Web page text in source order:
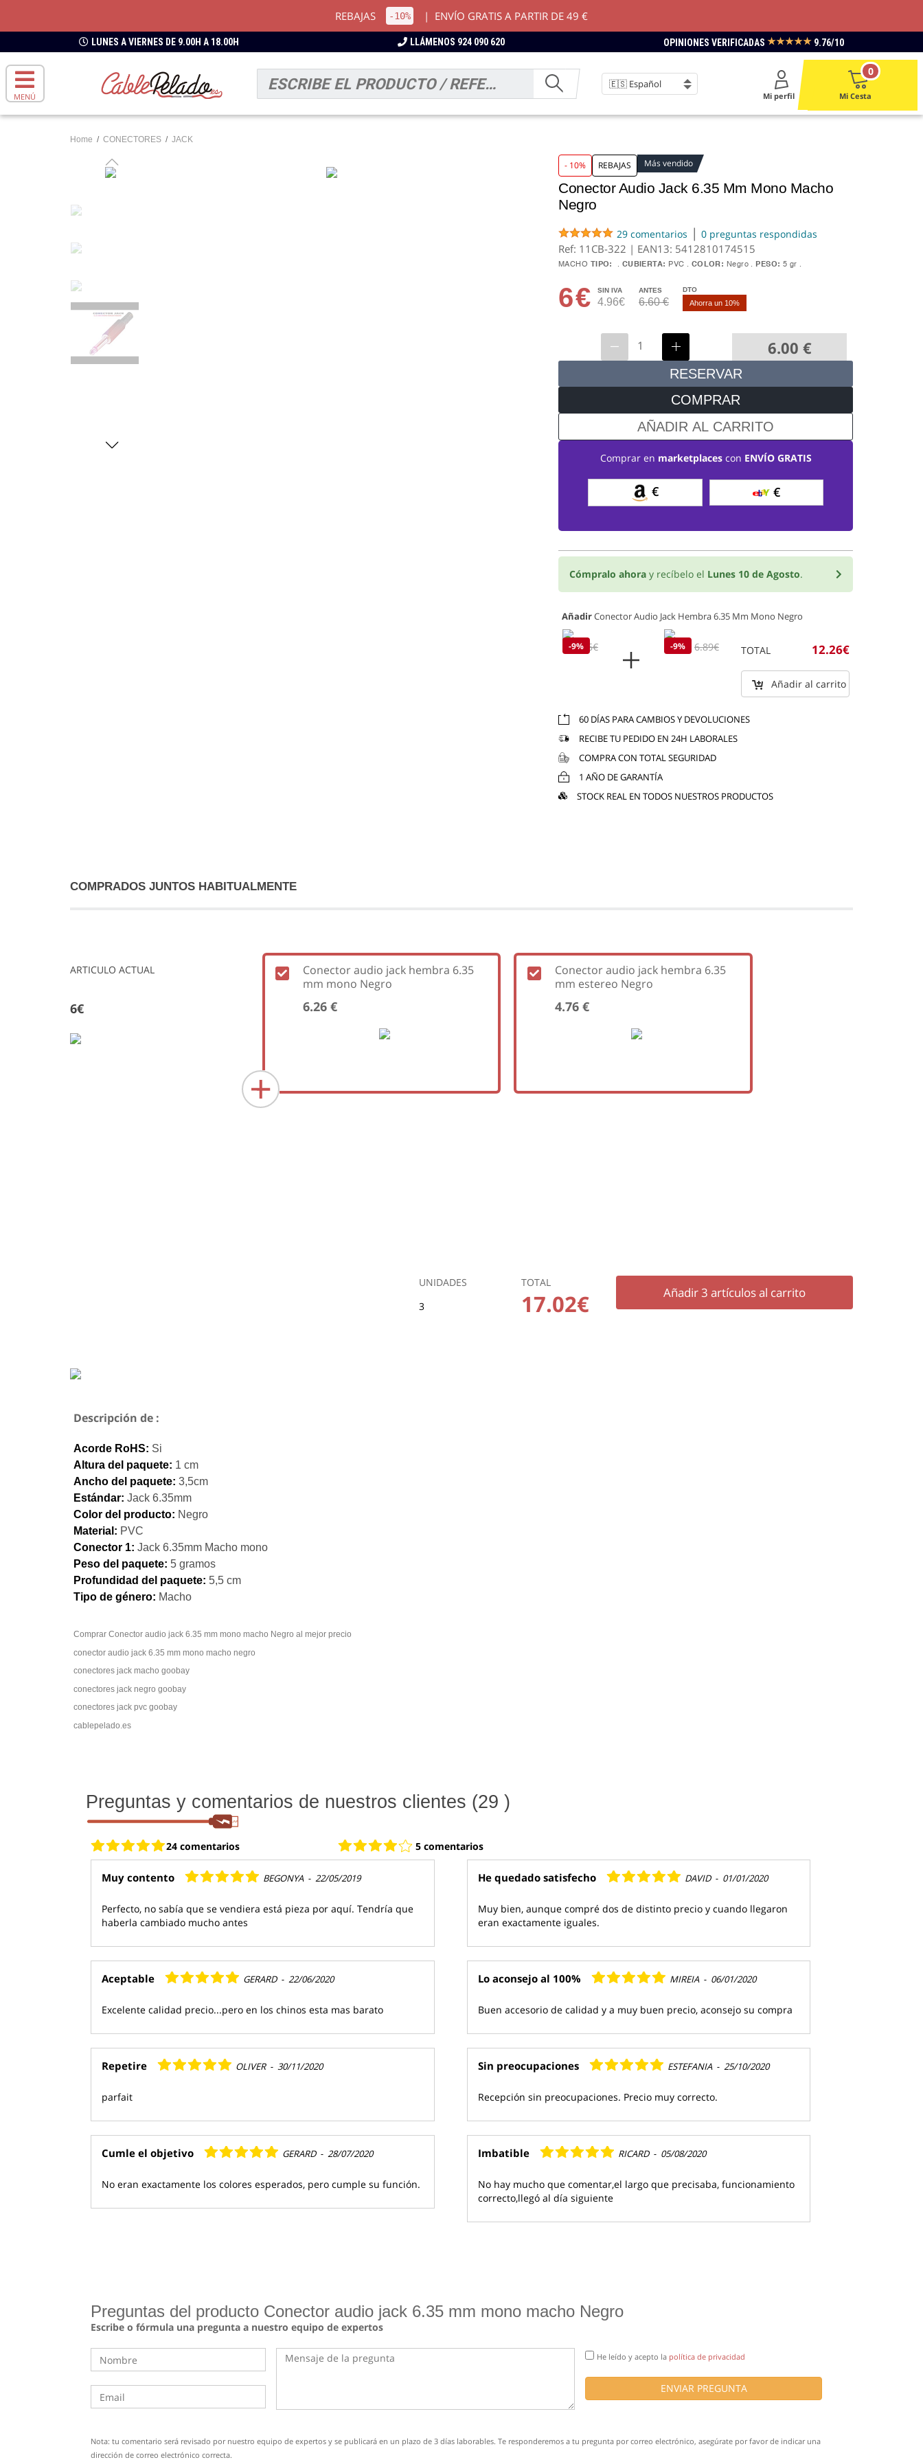
REBAJAS -10% | ENVÍO GRATIS A PARTIR DE 49 €
LUNES A VIERNES DE 9.00H A 18.00H LLÁMENOS 924 090 620 OPINIONES VERIFICADAS ★★★★★ 9.76/10
MENÚ Mi perfil Mi Cesta
0
Home / CONECTORES / JACK
- 10% REBAJAS Más vendido
Conector Audio Jack 6.35 Mm Mono Macho
Negro
29 comentarios | 0 preguntas respondidas
Ref: 11CB-322 | EAN13: 5412810174515
MACHO TIPO: CUBIERTA: PVC COLOR: Negro PESO: 5 gr
6€ SIN IVA
4.96€
ANTES
6.60 €
DTO
Ahorra un 10%
6.00 €
RESERVAR
COMPRAR
AÑADIR AL CARRITO
Comprar en marketplacescon ENVÍO GRATIS
€ €
Cómpralo ahora y recíbelo el Lunes 10 de Agosto.
AñadirConector Audio Jack Hembra 6.35 Mm Mono Negro
-9%
6€ 6.6€ -9%
6.26€ 6.89€ TOTAL 12.26€
Añadir al carrito
60 DÍAS PARA CAMBIOS Y DEVOLUCIONES
RECIBE TU PEDIDO EN 24H LABORALES
COMPRA CON TOTAL SEGURIDAD
1 AÑO DE GARANTÍA
STOCK REAL EN TODOS NUESTROS PRODUCTOS
COMPRADOS JUNTOS HABITUALMENTE
ARTICULO ACTUAL
6€
Conector audio jack hembra 6.35
mm mono Negro
6.26 €
Conector audio jack hembra 6.35
mm estereo Negro
4.76 €
UNIDADES
3
TOTAL
17.02€ Añadir3 artículos al carrito
Descripción de :
Acorde RoHS: Si
Altura del paquete: 1 cm
Ancho del paquete: 3,5cm
Estándar: Jack 6.35mm
Color del producto: Negro
Material: PVC
Conector 1: Jack 6.35mm Macho mono
Peso del paquete: 5 gramos
Profundidad del paquete: 5,5 cm
Tipo de género: Macho
Comprar Conector audio jack 6.35 mm mono macho Negro al mejor precio
conector audio jack 6.35 mm mono macho negro
conectores jack macho goobay
conectores jack negro goobay
conectores jack pvc goobay
cablepelado.es
Preguntas y comentarios de nuestros clientes (29 )
24 comentarios 5 comentarios
Muy contento BEGONYA - 22/05/2019
Perfecto, no sabía que se vendiera está pieza por aquí. Tendría que
haberla cambiado mucho antes
Aceptable GERARD - 22/06/2020
Excelente calidad precio...pero en los chinos esta mas barato
Repetire OLIVER - 30/11/2020
parfait
Cumle el objetivo GERARD - 28/07/2020
No eran exactamente los colores esperados, pero cumple su función.
He quedado satisfecho DAVID - 01/01/2020
Muy bien, aunque compré dos de distinto precio y cuando llegaron
eran exactamente iguales.
Lo aconsejo al 100% MIREIA - 06/01/2020
Buen accesorio de calidad y a muy buen precio, aconsejo su compra
Sin preocupaciones ESTEFANIA - 25/10/2020
Recepción sin preocupaciones. Precio muy correcto.
Imbatible RICARD - 05/08/2020
No hay mucho que comentar,el largo que precisaba, funcionamiento
correcto,llegó al día siguiente
Preguntas del producto Conector audio jack 6.35 mm mono macho Negro
Escribe o fórmula una pregunta a nuestro equipo de expertos
He leído y acepto la política de privacidad
ENVIAR PREGUNTA
Nota: tu comentario será revisado por nuestro equipo de expertos y se publicará en un plazo de 3 días laborables. Te responderemos a tu pregunta por correo electrónico, asegúrate por favor de indicar una
dirección de correo electrónico correcta.